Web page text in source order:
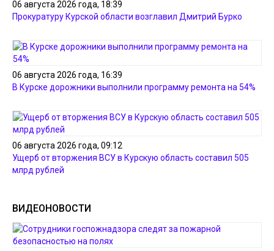
06 августа 2026 года, 18:39
Прокуратуру Курской области возглавил Дмитрий Бурко
06 августа 2026 года, 16:39
В Курске дорожники выполнили программу ремонта на 54%
06 августа 2026 года, 09:12
Ущерб от вторжения ВСУ в Курскую область составил 505
млрд рублей
ВИДЕОНОВОСТИ